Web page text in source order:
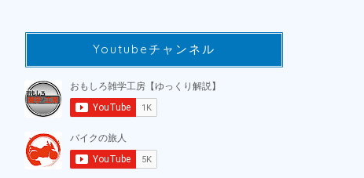
Youtubeチャンネル